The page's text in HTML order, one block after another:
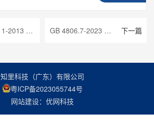
GB 4806.11-2013 食品安全国家标准 食品接触用橡胶材料及制品 GB 4806.7-2023 食品接触用塑料材料及制品 下一篇
知里科技（广东）有限公司
粤ICP备2023055744号
网站建设：优网科技